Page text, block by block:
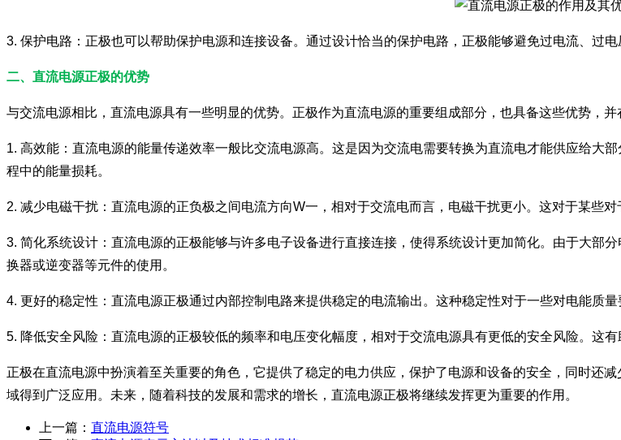
3. 保护电路：正极也可以帮助保护电源和连接设备。通过设计恰当的保护电路，正极能够避免过电流、过
二、直流电源正极的优势
与交流电源相比，直流电源具有一些明显的优势。正极作为直流电源的重要组成部分，也具备这些优势，并
1. 高效能：直流电源的能量传递效率一般比交流电源高。这是因为交流电需要转换为直流电才能供应给大
程中的能量损耗。
2. 减少电磁干扰：直流电源的正负极之间电流方向W一，相对于交流电而言，电磁干扰更小。这对于某些
3. 简化系统设计：直流电源的正极能够与许多电子设备进行直接连接，使得系统设计更加简化。由于大部
换器或逆变器等元件的使用。
4. 更好的稳定性：直流电源正极通过内部控制电路来提供稳定的电流输出。这种稳定性对于一些对电能质
5. 降低安全风险：直流电源的正极较低的频率和电压变化幅度，相对于交流电源具有更低的安全风险。这
正极在直流电源中扮演着至关重要的角色，它提供了稳定的电力供应，保护了电源和设备的安全，同时还
域得到广泛应用。未来，随着科技的发展和需求的增长，直流电源正极将继续发挥更为重要的作用。
上一篇： 直流电源符号